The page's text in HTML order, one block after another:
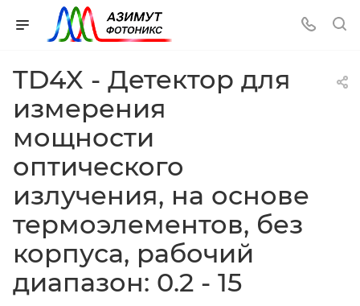
TD4X - Детектор для
измерения
мощности
оптического
излучения, на основе
термоэлементов, без
корпуса, рабочий
диапазон: 0.2 - 15